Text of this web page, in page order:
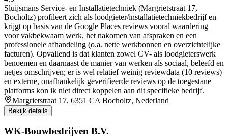
Sluijsmans Service- en Installatietechniek (Margrietstraat 17,
Bocholtz) profileert zich als loodgieter/installatietechniekbedrijf en
krijgt op basis van de Google Places reviews vooral waardering
voor vakbekwaam werk, het nakomen van afspraken en een
professionele afhandeling (o.a. nette werkbonnen en overzichtelijke
facturen). Opvallend is dat klanten zowel CV- als loodgieterswerk
benoemen en daarnaast de manier van werken als sociaal, beleefd en
netjes omschrijven; er is wel relatief weinig reviewdata (10 reviews)
en externe, onafhankelijk geverifieerde reviews op de toegestane
platforms kon ik niet direct koppelen aan dit specifieke bedrijf.
Margrietstraat 17, 6351 CA Bocholtz, Nederland
Bekijk details
WK-Bouwbedrijven B.V.